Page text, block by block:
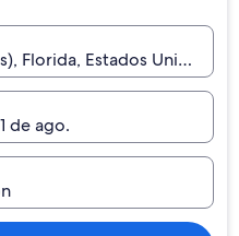
Florida, Estados Unidos
de ago.